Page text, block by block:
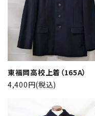
東福岡高校上着（165A）
4,400円(税込)